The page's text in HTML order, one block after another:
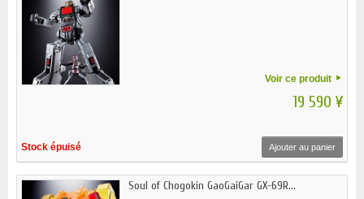
Voir ce produit
19 590 ¥
Stock épuisé Ajouter au panier
Soul of Chogokin GaoGaiGar GX-69R...